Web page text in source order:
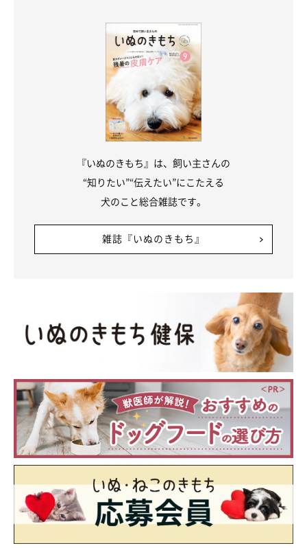
状況など何も知らないのに…
状況や事情など、愛犬のことを何も知らないのに、他人から嫌な
ことを言われて不快な思いをしたという方もいるようでした。
『いぬのきもち』は、飼い主さんの
“知りたい”“伝えたい”にこたえる
犬のこと総合雑誌です。
雑誌『いぬのきもち』